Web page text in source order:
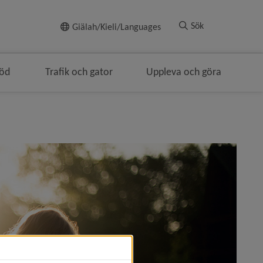
Giälah/Kieli/Languages Sök
Trafik och gator Uppleva och göra
skillnad)